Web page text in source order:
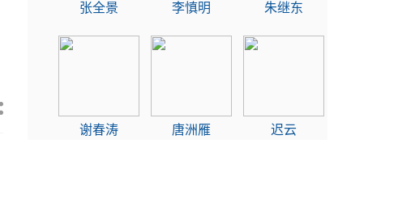
张全景 李慎明 朱继东
谢春涛 唐洲雁 迟云